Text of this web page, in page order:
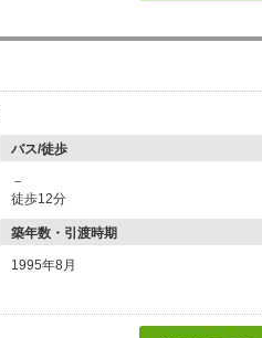
バス/徒歩
－
徒歩12分
築年数・引渡時期
1995年8月